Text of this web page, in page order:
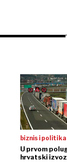
biznis i politika
U prvom
hrvatski